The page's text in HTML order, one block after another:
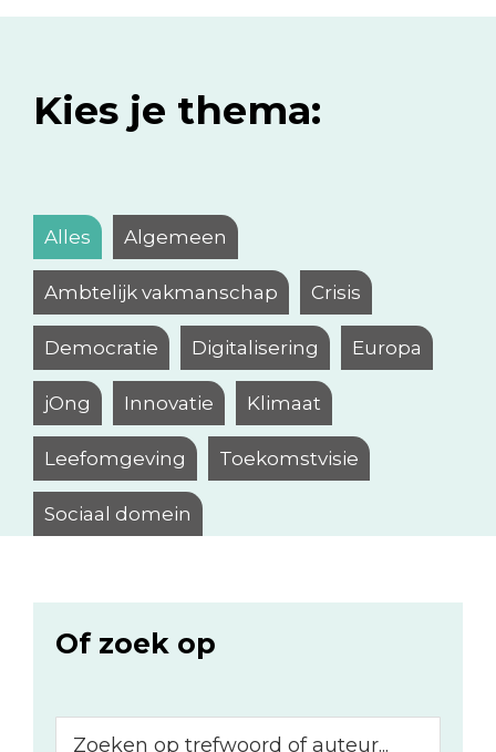
Kies je thema:
Alles Algemeen
Ambtelijk vakmanschap Crisis
Democratie Digitalisering Europa
jOng Innovatie Klimaat
Leefomgeving Toekomstvisie
Sociaal domein
Of zoek op